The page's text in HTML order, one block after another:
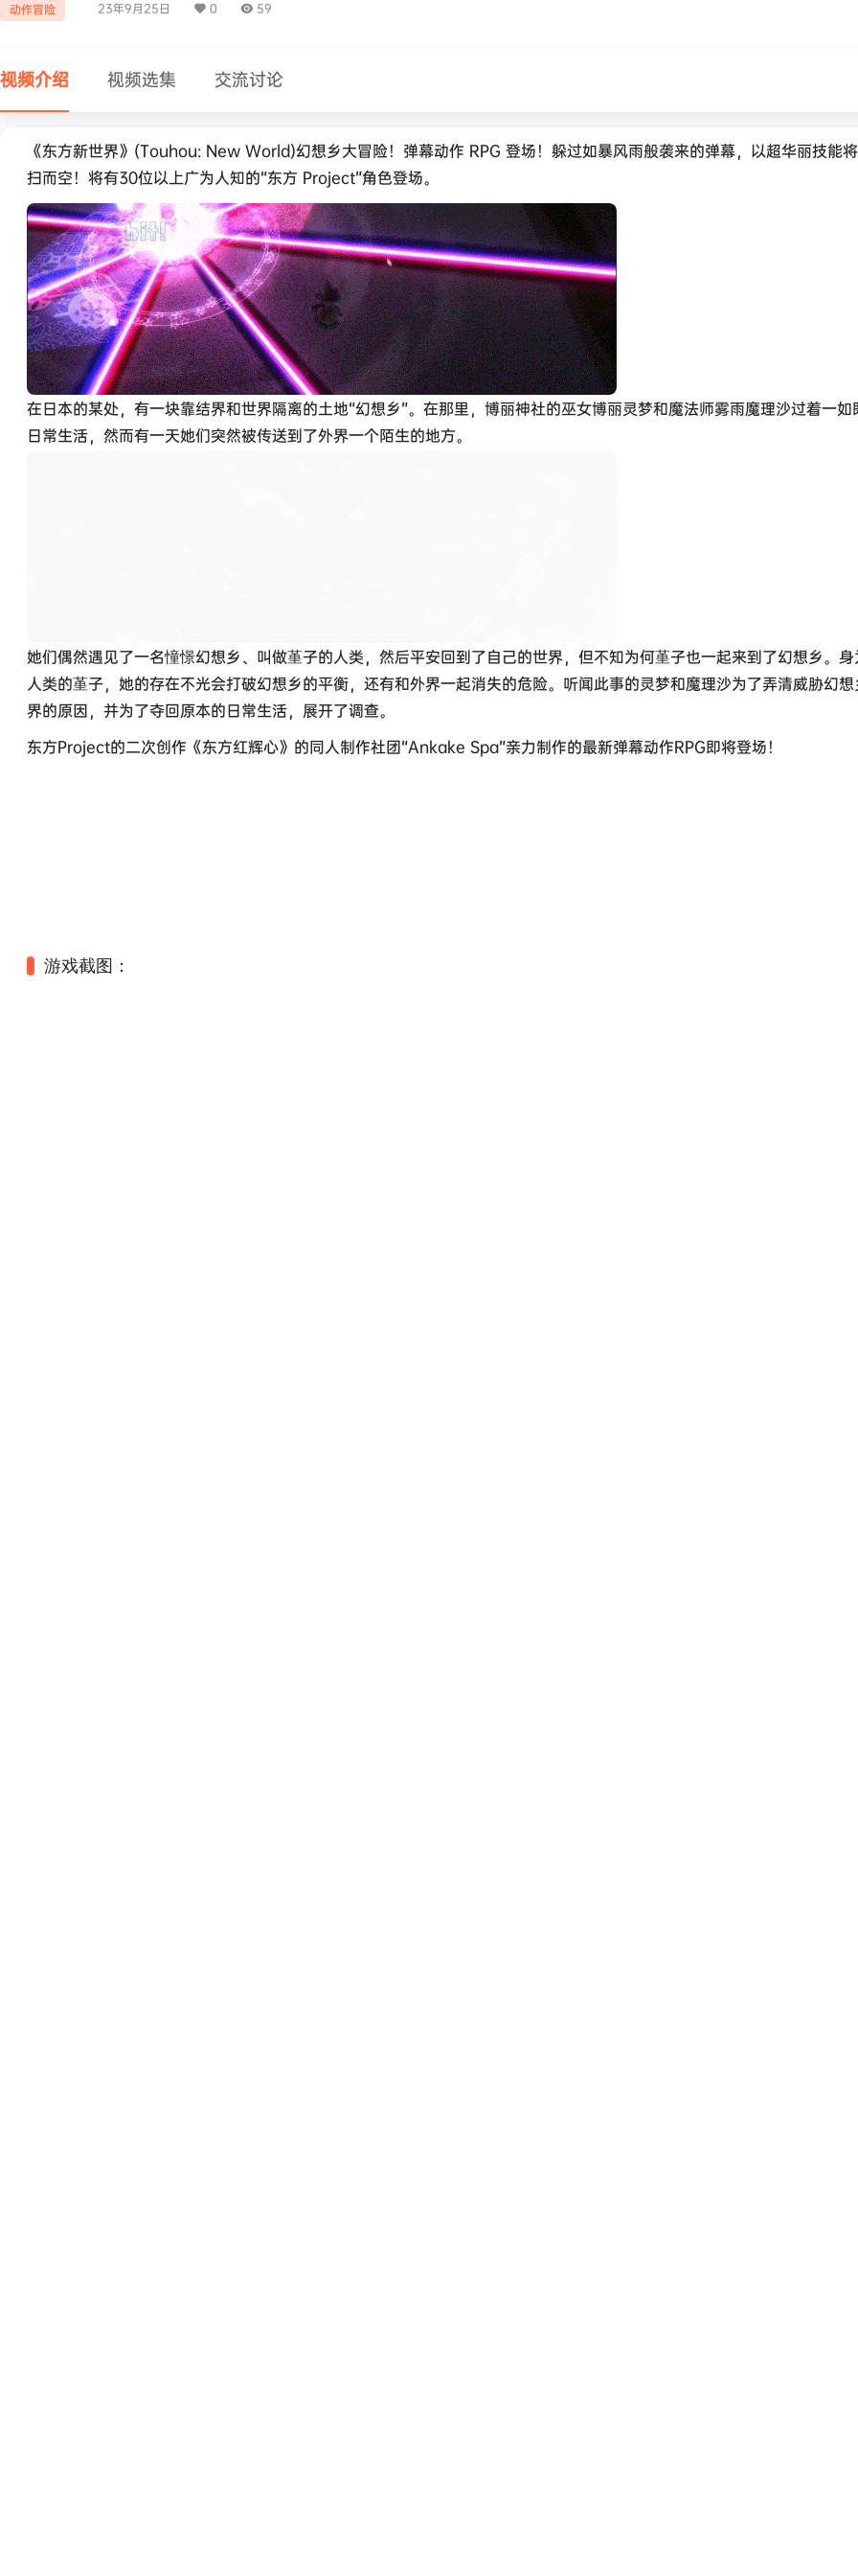
动作冒险 23年9月25日 0 59
视频介绍 视频选集 交流讨论
《东方新世界》(Touhou: New World)幻想乡大冒险！弹幕动作 RPG 登场！躲过如暴风雨般袭来的弹幕，以超华丽技能
扫而空！将有30位以上广为人知的“东方 Project”角色登场。
在日本的某处，有一块靠结界和世界隔离的土地“幻想乡”。在那里，博丽神社的巫女博丽灵梦和魔法师雾雨魔理沙过着一如
日常生活，然而有一天她们突然被传送到了外界一个陌生的地方。
她们偶然遇见了一名憧憬幻想乡、叫做堇子的人类，然后平安回到了自己的世界，但不知为何堇子也一起来到了幻想乡。
人类的堇子，她的存在不光会打破幻想乡的平衡，还有和外界一起消失的危险。听闻此事的灵梦和魔理沙为了弄清威胁幻
界的原因，并为了夺回原本的日常生活，展开了调查。
东方Project的二次创作《东方红辉心》的同人制作社团“Ankake Spa”亲力制作的最新弹幕动作RPG即将登场！
游戏截图：